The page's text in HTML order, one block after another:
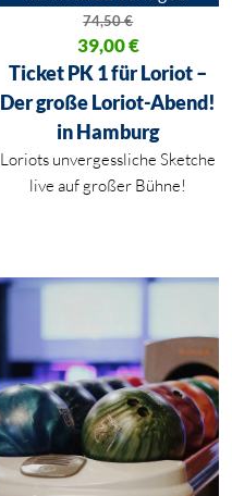
74,50€
Ursprünglicher Preis war:
39,00€
Aktueller Preis ist: 39,00 €.
Ticket PK 1 für Loriot –
Der große Loriot-Abend!
in Hamburg
Loriots unvergessliche Sketche
live auf großer Bühne!